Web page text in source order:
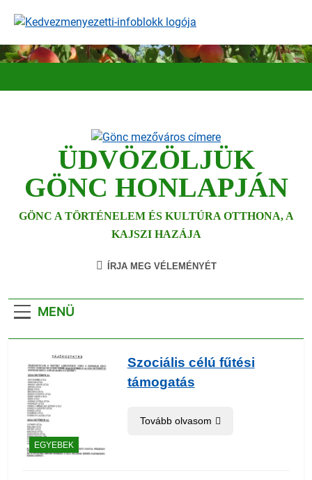
ÜDVÖZÖLJÜK
GÖNC HONLAPJÁN
GÖNC A TÖRTÉNELEM ÉS KULTÚRA OTTHONA, A
KAJSZI HAZÁJA
ÍRJA MEG VÉLEMÉNYÉT
MENÜ
EGYEBEK
Szociális célú fűtési
támogatás
Tovább olvasom